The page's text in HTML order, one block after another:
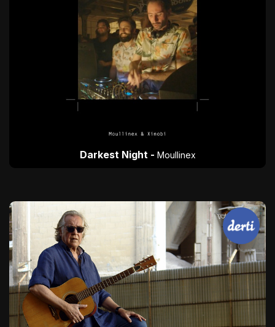
Darkest Night - Moullinex